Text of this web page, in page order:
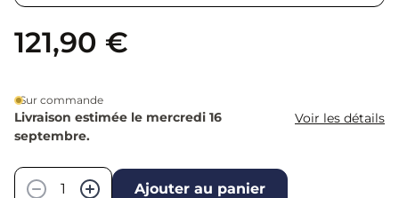
121,90 €
Sur commande
Livraison estimée le mercredi 16
septembre.
Voir les détails
−
+ Ajouter au panier